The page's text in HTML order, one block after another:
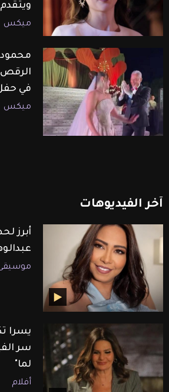
ميكس
محمود
الرقص
في
ميكس
آخر الفيديوهات
أبرز
سر
لما"
أفلام